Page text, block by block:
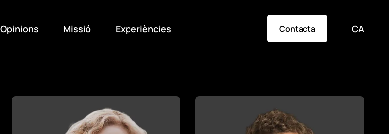
Opinions Missió Experiències Contacta CA